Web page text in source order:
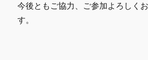
今後ともご協力、ご参加よろしく
す。